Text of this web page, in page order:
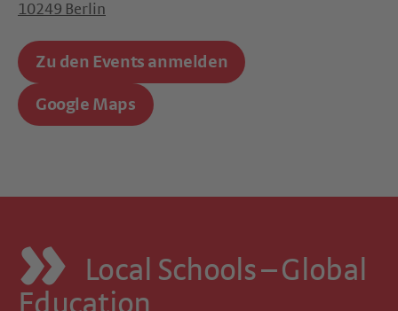
10249 Berlin
Zu den Events anmelden
Google Maps
Local Schools – Global
Education